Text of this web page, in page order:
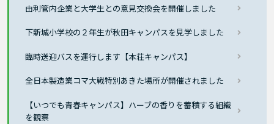
由利管内企業と大学生との意見交換会を開催しました
下新城小学校の２年生が秋田キャンパスを見学しました
臨時送迎バスを運行します【本荘キャンパス】
全日本製造業コマ大戦特別あきた場所が開催されました
【いつでも青春キャンパス】ハーブの香りを蓄積する組織
を観察